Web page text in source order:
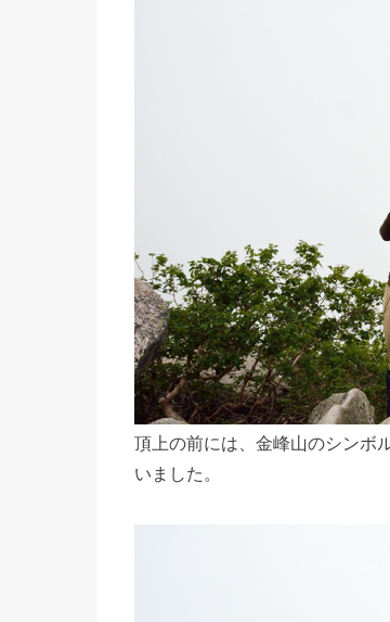
頂上の前には、金峰山のシンボ
いました。